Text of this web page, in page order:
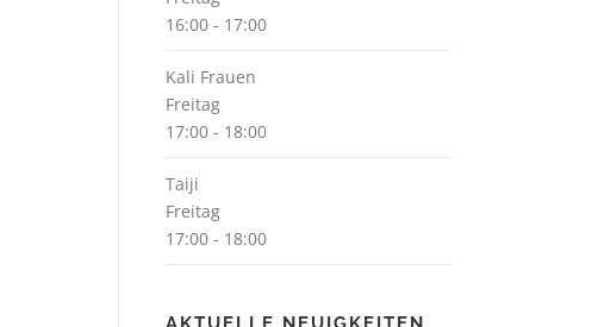
16:00 - 17:00
Kali Frauen
Freitag
17:00 - 18:00
Taiji
Freitag
17:00 - 18:00